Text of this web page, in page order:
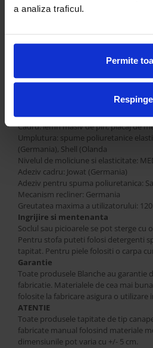
a analiza traficul.
Permite
Respinge
Cod: 96VO-89
​​​​Recliner: DA
Inaltime: 107 cm
Inaltime sedere: - cm
Inaltime soclu/picioare: - cm
Tapiterie: stofa sau piele
Cadru: lemn masiv de pin, placaj de
Umplutura: spume poliuretanice
(Germania), Shell (Olanda
Nivelul de moliciune si elasticitate:
Adeziv cadru: Jowat (Germania)
Adeziv pentru spuma poliuretanica:
Mecanism recliner: Germania
Greutatea maxima a utilizatorului:
Ingrijire si mentenanta
Soclul sau picioarele se pot sterge cu
Pentru stofa puteti folosi detergenti
tapitat. Pentru piele folositi o carpa
Garantie
Toate produsele Blanche au garantie
fabricatie. Materialele de cea mai
folosite la fabricare asigura o utilizare
ATENTIE
Toate produsele tapitate de tip
fabricate manual folosind materiale
dimensiunile pot varia cu +/- 5 cm.